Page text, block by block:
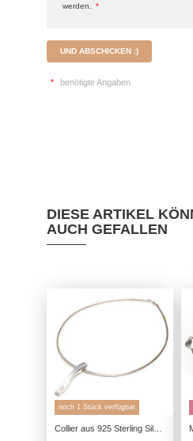
werden.
*
UND ABSCHICKEN :)
* benötigte Angaben
DIESE ARTIKEL
AUCH GEFALLEN
noch 1 Stück verfügbar
Collier aus 925 Sterling Silber, seidenmatt poliert mit Zirkonia